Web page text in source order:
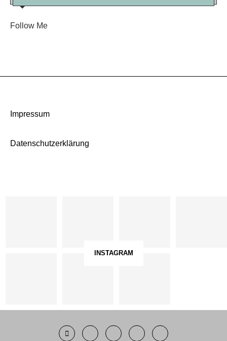
Follow Me
Impressum
Datenschutzerklärung
INSTAGRAM